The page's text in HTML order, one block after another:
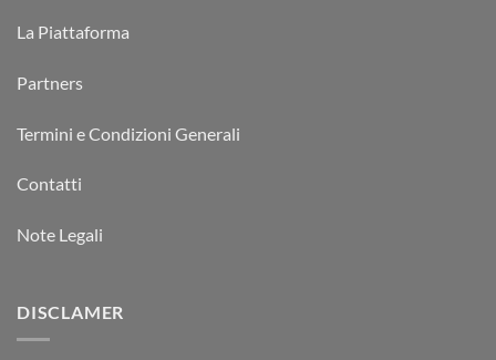
La Piattaforma
Partners
Termini e Condizioni Generali
Contatti
Note Legali
DISCLAMER